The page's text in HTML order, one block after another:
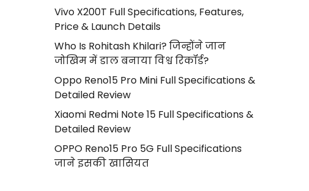
Vivo X200T Full Specifications, Features,
Price & Launch Details
Who Is Rohitash Khilari? जिन्होंने जान
जोखिम में डाल बनाया विश्व रिकॉर्ड?
Oppo Reno15 Pro Mini Full Specifications &
Detailed Review
Xiaomi Redmi Note 15 Full Specifications &
Detailed Review
OPPO Reno15 Pro 5G Full Specifications
जाने इसकी खासियत